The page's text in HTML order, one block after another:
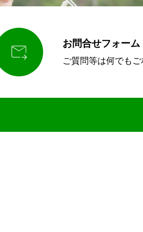
 お問合せフォーム
ご質問等は何でもご